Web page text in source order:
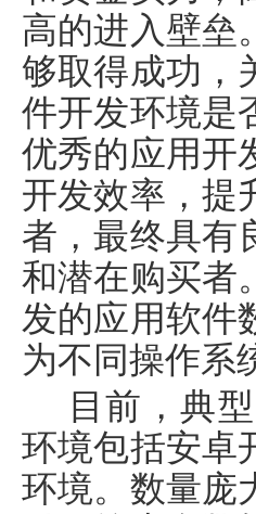
高的进入壁垒
够取得成功，
件开发环境是
优秀的应用开
开发效率，提
者，最终具有
和潜在购买者
发的应用软件
为不同操作系
目前，典
环境包括安卓
环境。数量庞